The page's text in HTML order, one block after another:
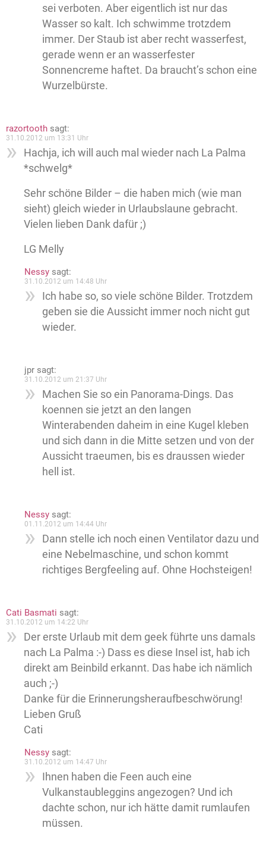
sei verboten. Aber eigentlich ist nur das
Wasser so kalt. Ich schwimme trotzdem
immer. Der Staub ist aber recht wasserfest,
gerade wenn er an wasserfester
Sonnencreme haftet. Da braucht’s schon eine
Wurzelbürste.
razortooth sagt:
31.10.2012 um 13:31 Uhr
Hachja, ich will auch mal wieder nach La Palma
*schwelg*
Sehr schöne Bilder – die haben mich (wie man
sieht) gleich wieder in Urlaubslaune gebracht.
Vielen lieben Dank dafür ;)
LG Melly
Nessy sagt:
31.10.2012 um 14:48 Uhr
Ich habe so, so viele schöne Bilder. Trotzdem
geben sie die Aussicht immer noch nicht gut
wieder.
jpr sagt:
31.10.2012 um 21:37 Uhr
Machen Sie so ein Panorama-Dings. Das
koennen sie jetzt an den langen
Winterabenden daheim in eine Kugel kleben
und sich dann in die Mitte setzen und von der
Aussicht traeumen, bis es draussen wieder
hell ist.
Nessy sagt:
01.11.2012 um 14:44 Uhr
Dann stelle ich noch einen Ventilator dazu und
eine Nebelmaschine, und schon kommt
richtiges Bergfeeling auf. Ohne Hochsteigen!
Cati Basmati sagt:
31.10.2012 um 14:22 Uhr
Der erste Urlaub mit dem geek führte uns damals
nach La Palma :-) Dass es diese Insel ist, hab ich
direkt am Beinbild erkannt. Das habe ich nämlich
auch ;-)
Danke für die Erinnerungsheraufbeschwörung!
Lieben Gruß
Cati
Nessy sagt:
31.10.2012 um 14:47 Uhr
Ihnen haben die Feen auch eine
Vulkanstaubleggins angezogen? Und ich
dachte schon, nur ich hätte damit rumlaufen
müssen.